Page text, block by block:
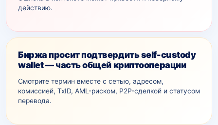
действию.
Биржа просит подтвердить self-custody
wallet — часть общей криптооперации
Смотрите термин вместе с сетью, адресом,
комиссией, TxID, AML-рискoм, P2P-сделкой и статусом
перевода.